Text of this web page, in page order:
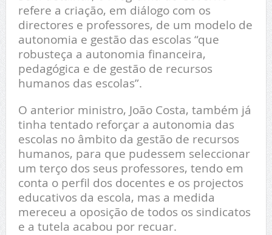
refere a criação, em diálogo com os
directores e professores, de um modelo de
autonomia e gestão das escolas “que
robusteça a autonomia financeira,
pedagógica e de gestão de recursos
humanos das escolas”.
O anterior ministro, João Costa, também já
tinha tentado reforçar a autonomia das
escolas no âmbito da gestão de recursos
humanos, para que pudessem seleccionar
um terço dos seus professores, tendo em
conta o perfil dos docentes e os projectos
educativos da escola, mas a medida
mereceu a oposição de todos os sindicatos
e a tutela acabou por recuar.